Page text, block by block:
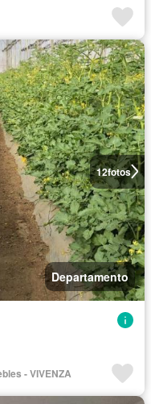
12fotos
Departamento
- VIVENZA